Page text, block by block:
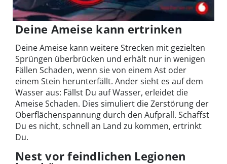
Deine Ameise kann ertrinken
Deine Ameise kann weitere Strecken mit gezielten
Sprüngen überbrücken und erhält nur in wenigen
Fällen Schaden, wenn sie von einem Ast oder
einem Stein herunterfällt. Ander sieht es auf dem
Wasser aus: Fällst Du auf Wasser, erleidet die
Ameise Schaden. Dies simuliert die Zerstörung der
Oberflächenspannung durch den Aufprall. Schaffst
Du es nicht, schnell an Land zu kommen, ertrinkt
Du.
Nest vor feindlichen Legionen